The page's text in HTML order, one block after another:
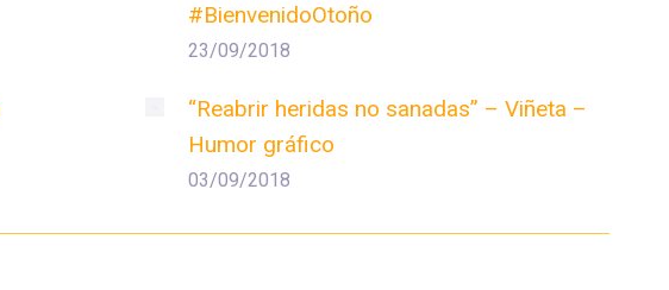
#BienvenidoOtoño
23/09/2018
“Reabrir heridas no sanadas” – Viñeta –
Humor gráfico
03/09/2018